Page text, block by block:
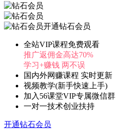
开通钻石会员
全站VIP课程免费观看
推广返佣金高达70%
学习+赚钱 两不误
国内外网赚课程 实时更新
视频教学(新手快速上手)
加入56课堂VIP专属微信群
一对一技术创业扶持
开通钻石会员